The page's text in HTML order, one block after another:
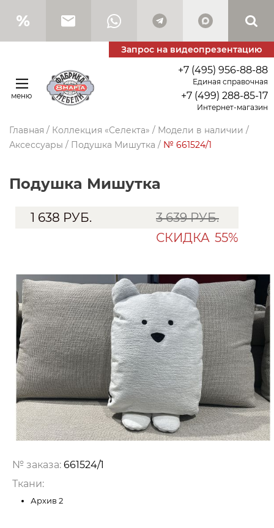
Запрос на видеопрезентацию
меню
+7 (495) 956-88-88
Единая справочная
+7 (499) 288-85-17
Интернет-магазин
Главная / Коллекция «Селекта» / Модели в наличии /
Аксессуары / Подушка Мишутка / № 661524/1
Подушка Мишутка
1 638 РУБ.
3 639 РУБ.
СКИДКА 55%
№ заказа: 661524/1
Ткани:
Архив 2